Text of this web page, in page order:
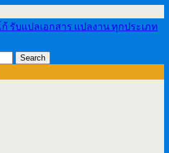
รับแปลเอกสาร แปลงาน ทุกประเภท